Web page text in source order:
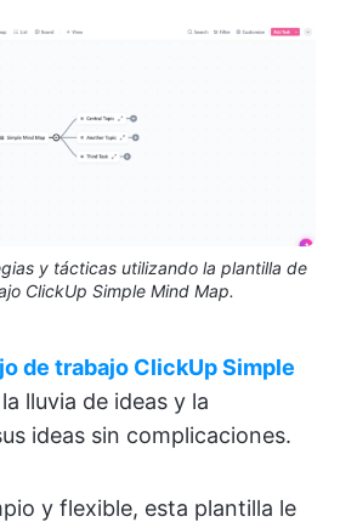
y tácticas utilizando la plantilla de
ClickUp Simple Mind Map.
de trabajo ClickUp Simple
lluvia de ideas y la
ideas sin complicaciones.
y flexible, esta plantilla le